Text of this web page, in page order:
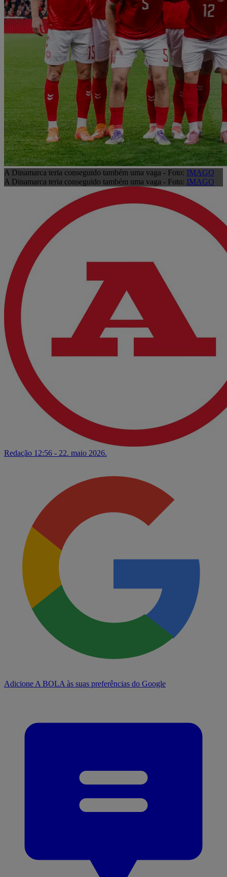
A Dinamarca teria conseguido também uma vaga - Foto: IMAGO
A Dinamarca teria conseguido também uma vaga - Foto: IMAGO
Redação 12:56 - 22. maio 2026.
Adicione A BOLA às suas preferências do Google